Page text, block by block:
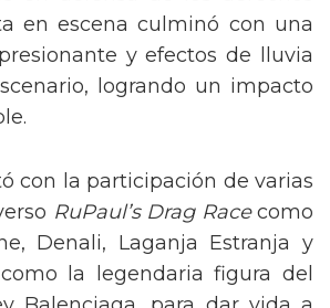
en defensa de los derechos
en escena culminó con una
y efectos de lluvia
logrando un impacto
con la participación de varias
RuPaul’s Drag Race
como
Denali, Laganja Estranja y
la legendaria figura del